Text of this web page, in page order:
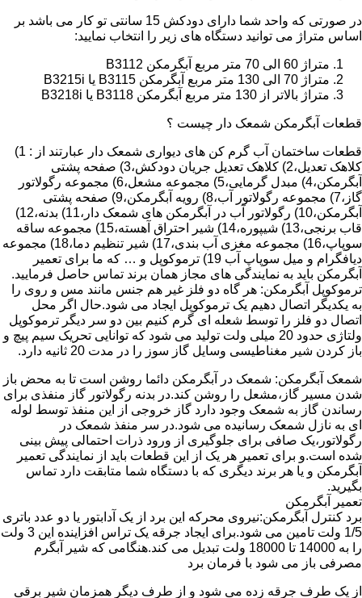
در صورتی که واحد شما دارای دودکش 15 سانتی تو کار می باشد بر
اساس متراژ می توانید دستگاه های زیر را انتخاب نمایید:
متراژ 60 الی 70 متر مربع آبگرمکن B3112
متراژ 70 الی 130 متر مربع آبگرمکن B3115 یا B3215i
متراژ بالاتر از 130 متر مربع آبگرمکن B3118 یا B3218i
قطعات آبگرمکن شمعک دار چیست ؟
قطعات ساختمان آب گرم کن های دیواری شمعک دار عبارتند از : 1)
کلاهک تعدیل،2) کلاهک تعدیل جریان دودکش،3) صفحه پشتی
آبگرمکن،4) مبدل گرمایی،5) مجموعه مشعل،6) مجموعه رگولاتور
گاز،7) مجموعه رگولاتور آب،8) رویه آبگرمکن،9) صفحه پشتی
آبگرمکن،10) رگولاتور آب در آبگرمکن های شمعک دار،11) بدنه،12)
قاب برنجی،13) شیپوره،14) شیر احتراق آهسته،15) مجموعه ساقه
سوپاپ،16) مجموعه مغزی آب بندی،17) شیر تنظیم دما،18) مجموعه
دیافگرام و میل سوپاپ آب 19) ترموکوپل و … که ما برای تعمیر
آبگرمکن باید به نمایندگی های مجاز همان برند تماس حاصل فرمایید.
ترموکوپل آبگرمکن: هر گاه دو فلز غیر هم جنس مانند مس و روی را
به یکدیگر اتصال دهیم یک ترموکوپل ایجاد می شود.حال اگر محل
اتصال دو فلز را توسط شعله ای گرم کنیم بین دو سر دیگر ترموکوپل
ولتاژی حدود 20 میلی ولت تولید می شود که توانایی تحریک سیم پیچ و
باز کردن شیر مغناطیسی وسایل گاز سوز را در مدت 20 ثانیه دارد.
شمعک آبگرمکن: شمعک در آبگرمکن دائما روشن است تا به محض باز
شدن مسیر گاز،مشعل را روشن کند.در بدنه رگولاتور گاز منفذی برای
رساندن گاز به شمعک وجود دارد گاز خروجی از این منفذ توسط لوله
ای به نازل شمعک رسانیده می شود.در سر منفذ شمعک در
رگولاتور،یک صافی برای جلوگیری از ورود ذرات احتمالی پیش بینی
شده است.و برای تعمیر هر یک از این قطعات باید از نمایندگی تعمیر
آبگرمکن و یا هر برند دیگری که با دستگاه شما متابقت دارد تماس
بگیرید.
تعمیر آبگرمکن
برد کنترل آبگرمکن:نیروی محرکه این برد از یک آدابتور یا دو عدد باتری
1/5 ولت تامین می شود.برای ایجاد جرقه یک تراس افزاینده این 3 ولت
را به 14000 تا 18000 ولت تبدیل می کند.هنگامی که شیر آبگرم
مصرفی باز می شود با فرمان برد
از یک طرف جرقه زده می شود و از طرف دیگر همزمان شیر برقی